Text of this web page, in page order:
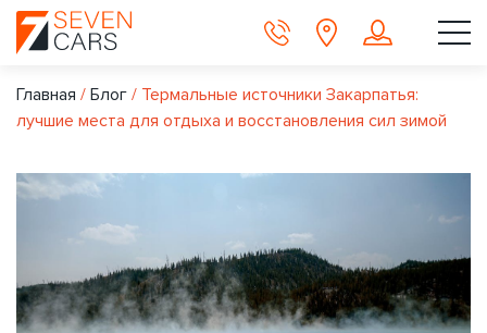
Главная / Блог / Термальные источники Закарпатья:
лучшие места для отдыха и восстановления сил зимой